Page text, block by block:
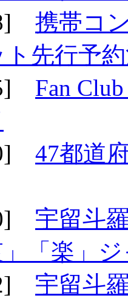
携帯コ
先行予
Fan
47都道
宇留斗
」「楽」
宇留斗